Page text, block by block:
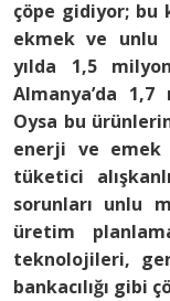
çöpe gidiyor; bu
ekmek ve unlu
yılda 1,5
Almanya’da
Oysa bu
enerji ve emek
tüketici
sorunları unlu
üretim
teknolojileri,
bankacılığı gibi